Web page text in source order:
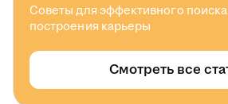
Советы для эффективного
построения карьеры
Смотреть все